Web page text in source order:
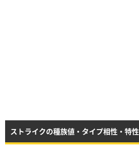
ストライクの種族値・タイプ相性・特性